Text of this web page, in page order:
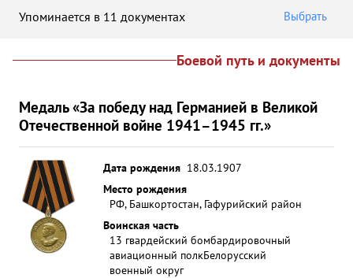
Упоминается в 11 документах Выбрать
Боевой путь и документы
Медаль «За победу над Германией в Великой
Отечественной войне 1941–1945 гг.»
Дата рождения 18.03.1907
Место рождения
РФ, Башкортостан, Гафурийский район
Воинская часть
13 гвардейский бомбардировочный
авиационный полкБелорусский
военный округ